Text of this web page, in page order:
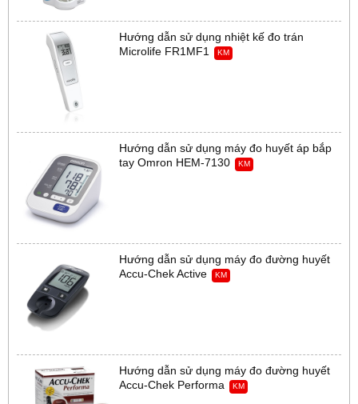
Hướng dẫn sử dụng nhiệt kế đo trán
Microlife FR1MF1
KM
Hướng dẫn sử dụng máy đo huyết áp bắp
tay Omron HEM-7130
KM
Hướng dẫn sử dụng máy đo đường huyết
Accu-Chek Active
KM
Hướng dẫn sử dụng máy đo đường huyết
Accu-Chek Performa
KM